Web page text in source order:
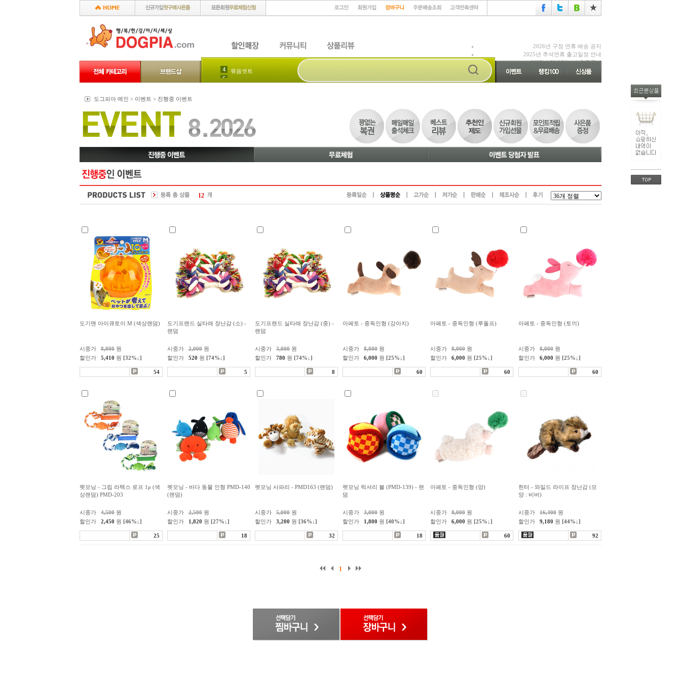
2026년 구정 연휴 배송 공지
2025년 추석연휴 출고일정 안내
2025년 택배없는날 휴무공지
묶음셋트
도기맨
ANF
네츄럴
도그피아 메인 > 이벤트 > 진행중 이벤트
12
도기맨 아이큐토이 M (색상랜덤)
시중가 8,000 원
할인가 5,410 원 [32%↓]
54
도기프랜드 실타래 장난감 (소) -
랜덤
시중가 2,000 원
할인가 520 원 [74%↓]
5
도기프랜드 실타래 장난감 (중) -
랜덤
시중가 3,000 원
할인가 780 원 [74%↓]
8
아페토 - 중독인형 (강아지)
시중가 8,000 원
할인가 6,000 원 [25%↓]
60
아페토 - 중독인형 (루돌프)
시중가 8,000 원
할인가 6,000 원 [25%↓]
60
아페토 - 중독인형 (토끼)
시중가 8,000 원
할인가 6,000 원 [25%↓]
60
펫모닝 - 그립 라텍스 로프 1p (색
상랜덤) PMD-203
시중가 4,500 원
할인가 2,450 원 [46%↓]
25
펫모닝 - 바다 동물 인형 PMD-140
(랜덤)
시중가 2,500 원
할인가 1,820 원 [27%↓]
18
펫모닝 사파리 - PMD163 (랜덤)
시중가 5,000 원
할인가 3,200 원 [36%↓]
32
펫모닝 럭셔리 볼 (PMD-139) - 랜
덤
시중가 3,000 원
할인가 1,800 원 [40%↓]
18
아페토 - 중독인형 (양)
시중가 8,000 원
할인가 6,000 원 [25%↓]
60
헌터 - 와일드 라이프 장난감 (모
양 : 비버)
시중가 16,400 원
할인가 9,180 원 [44%↓]
92
1